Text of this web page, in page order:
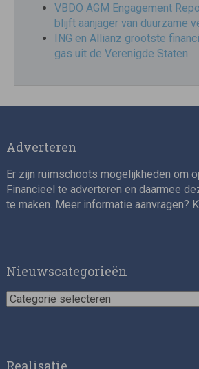
VBDO AGM Engagement
blijft aanjager van duurzame
ING en Allianz grootste
gas uit de Verenigde Staten
Adverteren
Er zijn ruimschoots mogelijkheden om
Financieel te adverteren en daarmee
te maken. Meer informatie aanvragen?
Nieuwscategorieën
Nieuwscategorieën
Realisatie